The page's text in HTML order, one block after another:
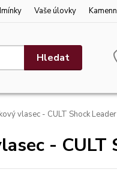
Vaše úlovky
Hledat
vlasec - CULT Shock
-